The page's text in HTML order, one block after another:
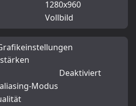
1280x960
Vollbild
Deaktiviert
Modus